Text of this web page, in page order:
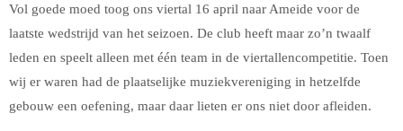
Vol goede moed toog ons viertal 16 april naar Ameide voor de
laatste wedstrijd van het seizoen. De club heeft maar zo’n twaalf
leden en speelt alleen met één team in de viertallencompetitie. Toen
wij er waren had de plaatselijke muziekvereniging in hetzelfde
gebouw een oefening, maar daar lieten er ons niet door afleiden.